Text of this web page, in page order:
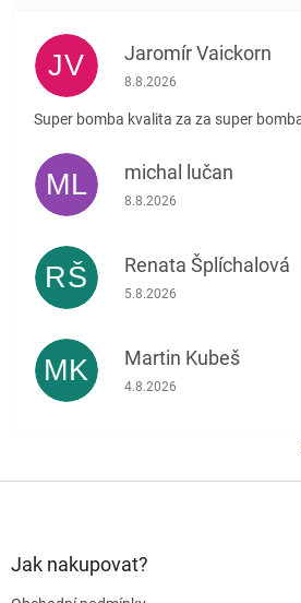
JV Jaromír Vaickorn
Hodnocení obchodu je 5 z
8.8.2026
Super bomba kvalita za za super
ML michal lučan
Hodnocení obchodu je 5 z
8.8.2026
RŠ Renata Šplíchalová
Hodnocení obchodu je 5 z
5.8.2026
MK Martin Kubeš
Hodnocení obchodu je 5 z
4.8.2026
Jak nakupovat?